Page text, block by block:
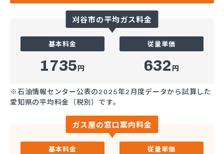
刈谷市の平均ガス料金
基本料金
1735円
従量単価
632 円
※石油情報センター公表の2025年2月度データから試算した
愛知県の平均料金（税別）です。
ガス屋の窓口案内料金
基本料金 従量単価